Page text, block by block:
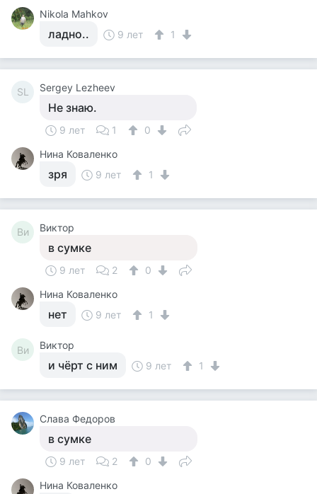
Nikola Mahkov
ладно.. 9 лет 1
SL Sergey Lezheev
Не знаю.
9 лет 1
0
Нина Коваленко
зря 9 лет 1
Ви Виктор
в сумке
9 лет 2
0
Нина Коваленко
нет 9 лет 1
Ви Виктор
и чёрт с ним 9 лет 1
Слава Федоров
в сумке
9 лет 2
0
Нина Коваленко